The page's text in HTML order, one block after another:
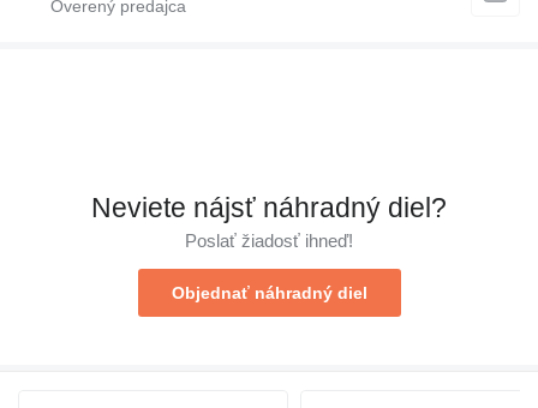
Neviete nájsť náhradný diel?
Poslať žiadosť ihneď!
Objednať náhradný diel